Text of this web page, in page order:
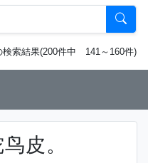
検索結果(200件中 141～160件)
皮。